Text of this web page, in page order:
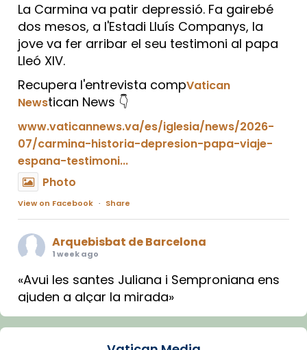
La Carmina va patir depressió. Fa gairebé
dos mesos, a l'Estadi Lluís Companys, la
jove va fer arribar el seu testimoni al papa
Lleó XIV.
Recupera l'entrevista compVatican
Newstican News 👇
www.vaticannews.va/es/iglesia/news/2026-
07/carmina-historia-depresion-papa-viaje-
espana-testimoni...
Photo
View on Facebook · Share
Arquebisbat de Barcelona
1 week ago
«Avui les santes Juliana i Semproniana ens
ajuden a alçar la mirada»
Mons. Sergi Gordo, bisbe de Tortosa, ha